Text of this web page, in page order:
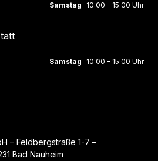
Samstag 10:00 - 15:00 Uhr
Samstag 10:00 - 15:00 Uhr
– Feldbergstraße 1-7 –
Bad Nauheim